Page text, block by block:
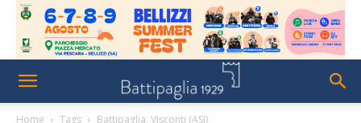
Home Tags Battipaglia. Visconti (ASI)